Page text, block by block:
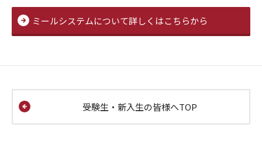
ミールシステムについて詳しくはこちらから
受験生・新入生の皆様へTOP